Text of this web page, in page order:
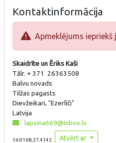
Kontaktinformācija
Apmeklējums iepriekš
Skaidrīte un Ēriks Kaši
Tālr. + 371 26363508
Balvu novads
Tilžas pagasts
Dievžeikari, "Ezerlīči"
Latvija
lapsina669@inbox.lv
56.9168,27.4142 Atvērt ar